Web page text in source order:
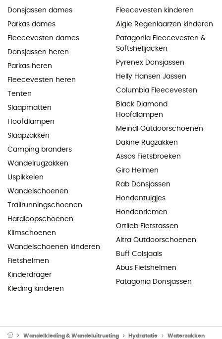
Donsjassen dames
Parkas dames
Fleecevesten dames
Donsjassen heren
Parkas heren
Fleecevesten heren
Tenten
Slaapmatten
Hoofdlampen
Slaapzakken
Camping branders
Wandelrugzakken
IJspikkelen
Wandelschoenen
Trailrunningschoenen
Hardloopschoenen
Klimschoenen
Wandelschoenen kinderen
Fietshelmen
Kinderdrager
Kleding kinderen
Fleecevesten kinderen
Aigle Regenlaarzen kinderen
Patagonia Fleecevesten &
Softshelljacken
Pyrenex Donsjassen
Helly Hansen Jassen
Columbia Fleecevesten
Black Diamond
Hoofdlampen
Meindl Outdoorschoenen
Dakine Rugzakken
Assos Fietsbroeken
Giro Helmen
Rab Donsjassen
Hondentuigjes
Hondenriemen
Ortlieb Fietstassen
Altra Outdoorschoenen
Buff Colsjaals
Abus Fietshelmen
Patagonia Donsjassen
Wandelkleding & Wandeluitrusting Hydratatie Waterzakken